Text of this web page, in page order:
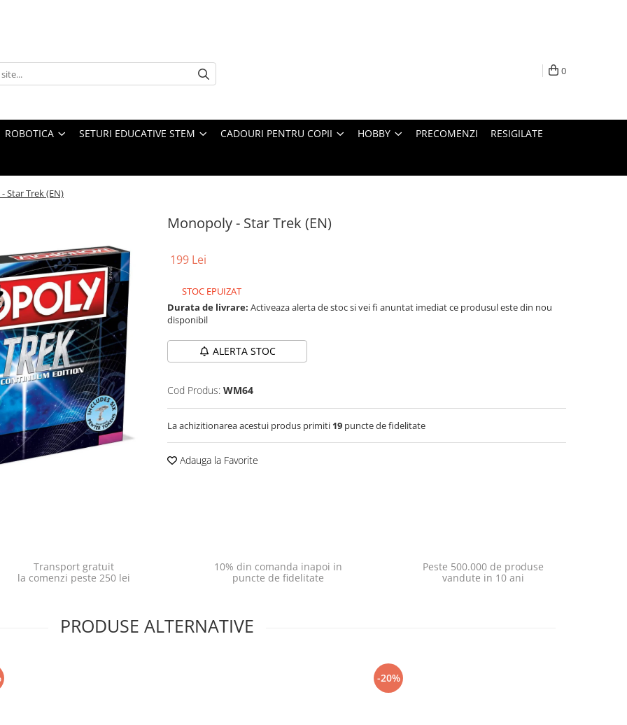
0
ROBOTICA SETURI EDUCATIVE STEM CADOURI PENTRU COPII HOBBY PRECOMENZI RESIGILATE
Star Trek (EN)
Monopoly - Star Trek (EN)
199 Lei
STOC EPUIZAT
Durata de livrare: Activeaza alerta de stoc si vei fi anuntat imediat ce produsul este din nou
disponibil
ALERTA STOC
Cod Produs: WM64
La achizitionarea acestui produs primiti 19 puncte de fidelitate
Adauga la Favorite
Transport gratuit
la comenzi peste 250 lei
10% din comanda inapoi in
puncte de fidelitate
Peste 500.000 de produse
vandute in 10 ani
PRODUSE ALTERNATIVE
-20%